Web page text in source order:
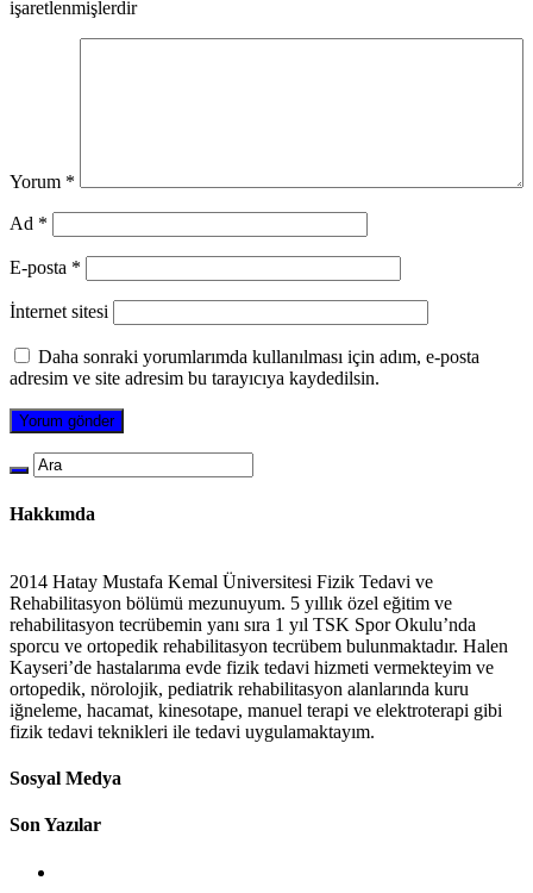
işaretlenmişlerdir
Yorum *
Ad *
E-posta *
İnternet sitesi
Daha sonraki yorumlarımda kullanılması için adım, e-posta
adresim ve site adresim bu tarayıcıya kaydedilsin.
Hakkımda
2014 Hatay Mustafa Kemal Üniversitesi Fizik Tedavi ve
Rehabilitasyon bölümü mezunuyum. 5 yıllık özel eğitim ve
rehabilitasyon tecrübemin yanı sıra 1 yıl TSK Spor Okulu’nda
sporcu ve ortopedik rehabilitasyon tecrübem bulunmaktadır. Halen
Kayseri’de hastalarıma evde fizik tedavi hizmeti vermekteyim ve
ortopedik, nörolojik, pediatrik rehabilitasyon alanlarında kuru
iğneleme, hacamat, kinesotape, manuel terapi ve elektroterapi gibi
fizik tedavi teknikleri ile tedavi uygulamaktayım.
Sosyal Medya
Son Yazılar